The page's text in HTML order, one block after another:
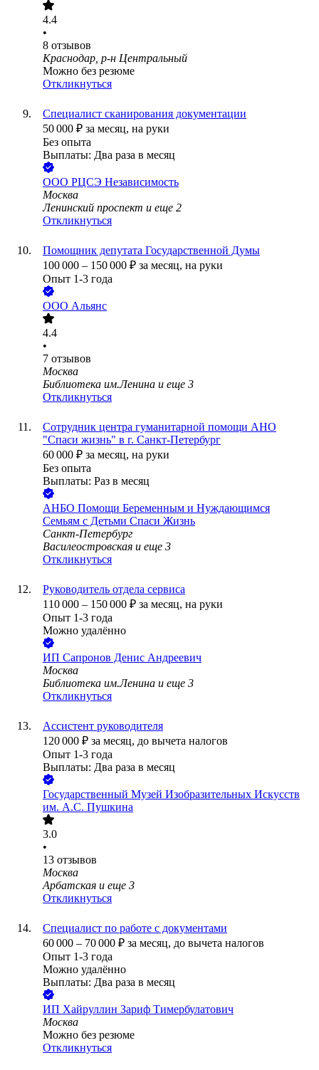
4.4
•
8 отзывов
Краснодар, р-н Центральный
Можно без резюме
Откликнуться
Специалист сканирования документации
50 000 ₽ за месяц, на руки
Без опыта
Выплаты: Два раза в месяц
ООО РЦСЭ Независимость
Москва
Ленинский проспект и еще 2
Откликнуться
Помощник депутата Государственной Думы
100 000 – 150 000 ₽ за месяц, на руки
Опыт 1-3 года
ООО Альянс
4.4
•
7 отзывов
Москва
Библиотека им.Ленина и еще 3
Откликнуться
Сотрудник центра гуманитарной помощи АНО
"Спаси жизнь" в г. Санкт-Петербург
60 000 ₽ за месяц, на руки
Без опыта
Выплаты: Раз в месяц
АНБО Помощи Беременным и Нуждающимся
Семьям с Детьми Спаси Жизнь
Санкт-Петербург
Василеостровская и еще 3
Откликнуться
Руководитель отдела сервиса
110 000 – 150 000 ₽ за месяц, на руки
Опыт 1-3 года
Можно удалённо
ИП Сапронов Денис Андреевич
Москва
Библиотека им.Ленина и еще 3
Откликнуться
Ассистент руководителя
120 000 ₽ за месяц, до вычета налогов
Опыт 1-3 года
Выплаты: Два раза в месяц
Государственный Музей Изобразительных Искусств
им. А.С. Пушкина
3.0
•
13 отзывов
Москва
Арбатская и еще 3
Откликнуться
Специалист по работе с документами
60 000 – 70 000 ₽ за месяц, до вычета налогов
Опыт 1-3 года
Можно удалённо
Выплаты: Два раза в месяц
ИП Хайруллин Зариф Тимербулатович
Москва
Можно без резюме
Откликнуться